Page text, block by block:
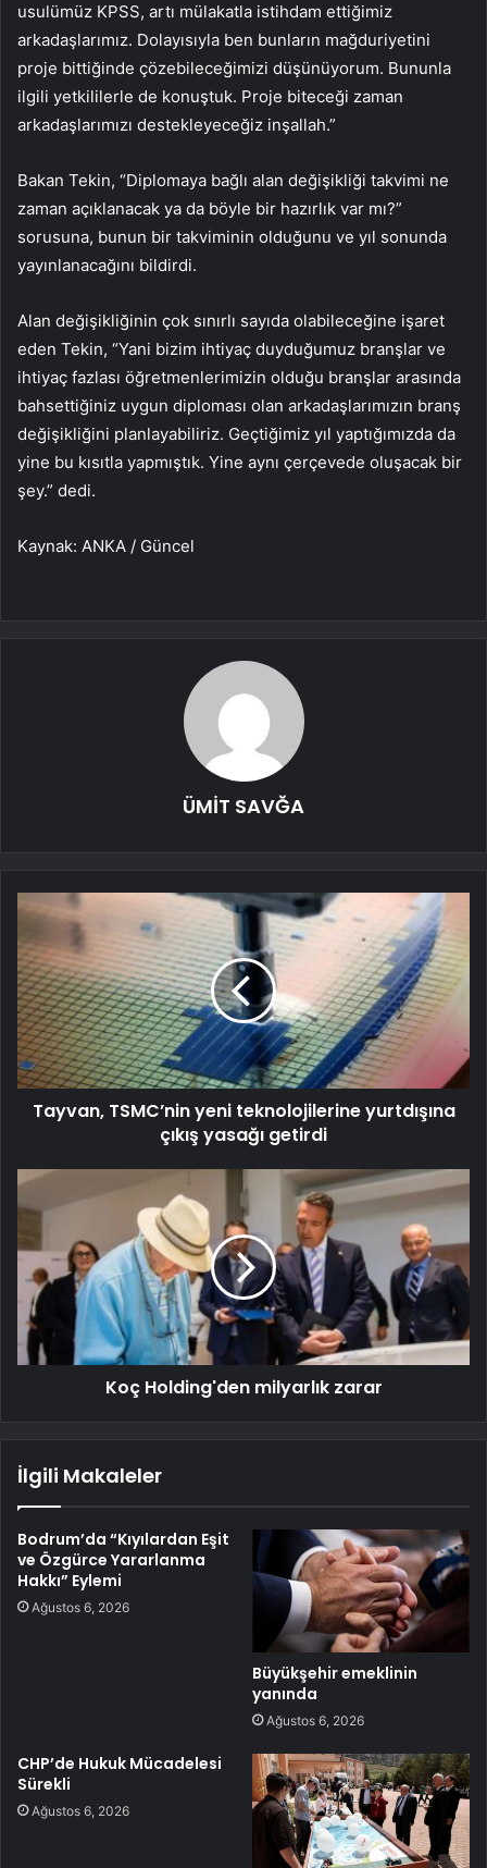
usulümüz KPSS, artı mülakatla istihdam ettiğimiz
arkadaşlarımız. Dolayısıyla ben bunların mağduriyetini
proje bittiğinde çözebileceğimizi düşünüyorum. Bununla
ilgili yetkililerle de konuştuk. Proje biteceği zaman
arkadaşlarımızı destekleyeceğiz inşallah.”
Bakan Tekin, “Diplomaya bağlı alan değişikliği takvimi ne
zaman açıklanacak ya da böyle bir hazırlık var mı?”
sorusuna, bunun bir takviminin olduğunu ve yıl sonunda
yayınlanacağını bildirdi.
Alan değişikliğinin çok sınırlı sayıda olabileceğine işaret
eden Tekin, “Yani bizim ihtiyaç duyduğumuz branşlar ve
ihtiyaç fazlası öğretmenlerimizin olduğu branşlar arasında
bahsettiğiniz uygun diploması olan arkadaşlarımızın branş
değişikliğini planlayabiliriz. Geçtiğimiz yıl yaptığımızda da
yine bu kısıtla yapmıştık. Yine aynı çerçevede oluşacak bir
şey.” dedi.
Kaynak: ANKA / Güncel
ÜMİT SAVĞA
Tayvan, TSMC’nin yeni teknolojilerine yurtdışına
çıkış yasağı getirdi
Koç Holding'den milyarlık zarar
İlgili Makaleler
Bodrum’da “Kıyılardan Eşit
ve Özgürce Yararlanma
Hakkı” Eylemi
Ağustos 6, 2026
Büyükşehir emeklinin
yanında
Ağustos 6, 2026
CHP’de Hukuk Mücadelesi
Sürekli
Ağustos 6, 2026